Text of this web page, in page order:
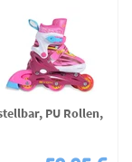
PU Rollen,